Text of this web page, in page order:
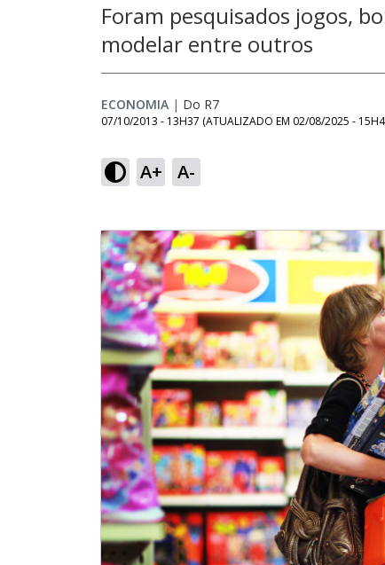
Foram pesquisados jogos,
modelar entre outros
ECONOMIA | Do R7
07/10/2013 - 13H37 (ATUALIZADO EM 02/08/2025 -
A+ A-